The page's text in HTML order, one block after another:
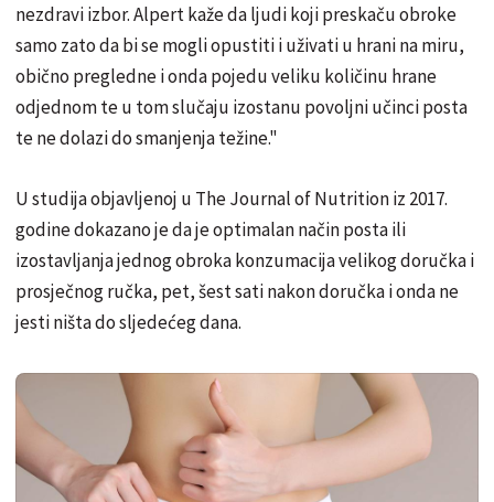
nezdravi izbor. Alpert kaže da ljudi koji preskaču obroke
samo zato da bi se mogli opustiti i uživati u hrani na miru,
obično pregledne i onda pojedu veliku količinu hrane
odjednom te u tom slučaju izostanu povoljni učinci posta
te ne dolazi do smanjenja težine."
U studija objavljenoj u The Journal of Nutrition iz 2017.
godine dokazano je da je optimalan način posta ili
izostavljanja jednog obroka konzumacija velikog doručka i
prosječnog ručka, pet, šest sati nakon doručka i onda ne
jesti ništa do sljedećeg dana.